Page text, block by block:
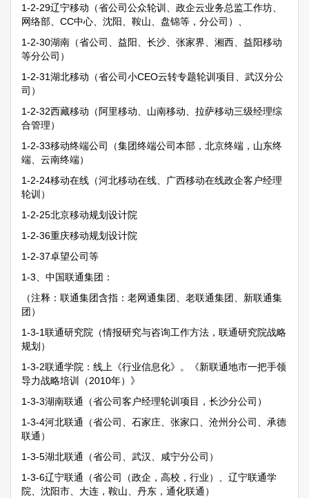
1-2-29辽宁移动（省公司公众轮训、政企云业务总监工作坊、
网络部、CC中心、沈阳、鞍山、盘锦等，分公司）、
1-2-30湖南（省公司、益阳、长沙、张家界、湘西、益阳移动
等分公司）
1-2-31湖北移动（省公司小CEO云转专题轮训项目、武汉分公
司）
1-2-32西藏移动（阿里移动、山南移动、拉萨移动三级经理综
合管理）
1-2-33移动终端公司（集团终端公司本部，北京终端，山东终
端、云南终端）
1-2-24移动在线（河北移动在线、广西移动在线政企客户经理
轮训）
1-2-25北京移动规划设计院
1-2-36重庆移动规划设计院
1-2-37卓望公司等
1-3、中国联通集团：
（注释：联通集团含指：老网通集团、老联通集团、新联通集
团）
1-3-1联通研究院（情报研究与咨询工作方法，联通研究院战略
规划）
1-3-2联通学院：线上《行业信息化》。《新联通地市一把手领
导力战略培训（2010年）》
1-3-3湖南联通（省公司客户经理轮训项目，长沙分公司）
1-3-4河北联通（省公司、石家庄、张家口、沧州分公司、承德
联通）
1-3-5湖北联通（省公司、武汉、咸宁分公司）
1-3-6辽宁联通（省公司（政企，高校，行业）、辽宁联通学
院、沈阳市、大连，鞍山、丹东，通化联通）